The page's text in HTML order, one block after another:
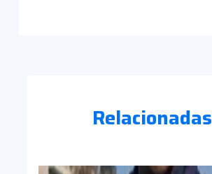
Relacionadas